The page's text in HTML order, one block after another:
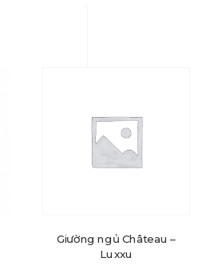
Giường ngủ Château –
Luxxu